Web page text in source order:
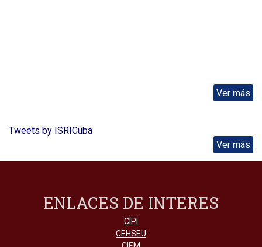
Ver más
Tweets by ISRICuba
Ver más
ENLACES DE INTERES
CIPI
CEHSEU